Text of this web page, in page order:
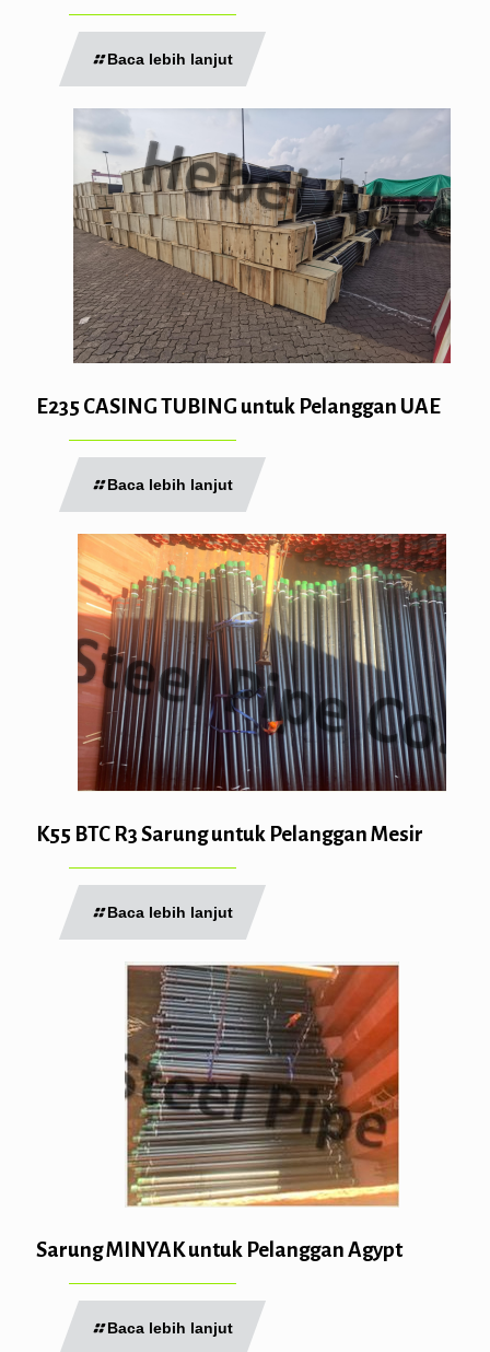
Baca lebih lanjut
E235 CASING TUBING untuk Pelanggan UAE
Baca lebih lanjut
K55 BTC R3 Sarung untuk Pelanggan Mesir
Baca lebih lanjut
Sarung MINYAK untuk Pelanggan Agypt
Baca lebih lanjut